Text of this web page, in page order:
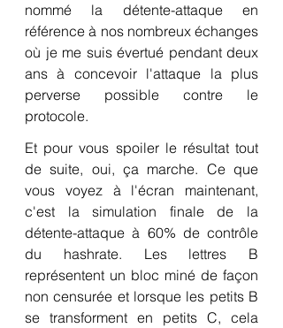
nommé la détente-attaque en
référence à nos nombreux échanges
où je me suis évertué pendant deux
ans à concevoir l'attaque la plus
perverse possible contre le
protocole.
Et pour vous spoiler le résultat tout
de suite, oui, ça marche. Ce que
vous voyez à l'écran maintenant,
c'est la simulation finale de la
détente-attaque à 60% de contrôle
du hashrate. Les lettres B
représentent un bloc miné de façon
non censurée et lorsque les petits B
se transforment en petits C, cela